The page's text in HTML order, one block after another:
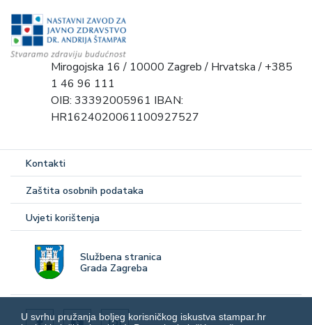
Mirogojska 16 / 10000 Zagreb / Hrvatska / +385
1 46 96 111
OIB: 33392005961 IBAN:
HR1624020061100927527
Kontakti
Zaštita osobnih podataka
Uvjeti korištenja
Službena stranica
Grada Zagreba
U svrhu pružanja boljeg korisničkog iskustva stampar.hr